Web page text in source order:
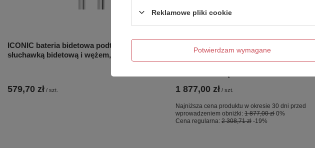
ICONIC bateria bidetowa podtynkowa ze
słuchawką bidetową i wężem, chrom
579,70 zł / szt.
OKAZJA
GUNMETAL BRUSHED stały U 90x140
szkło czyste 8mm Active Shield 2.0 -
1 877,00 zł / szt.
Najniższa cena produktu w okresie 30 dni przed
wprowadzeniem obniżki: 1 877,00 zł 0%
Cena regularna: 2 308,71 zł -19%
Reklamowe pliki cookie
Potwierdzam wymagane